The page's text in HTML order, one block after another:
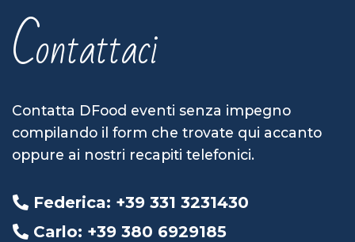
Contattaci
Contatta DFood eventi senza impegno
compilando il form che trovate qui accanto
oppure ai nostri recapiti telefonici.
Federica: +39 331 3231430
Carlo: +39 380 6929185